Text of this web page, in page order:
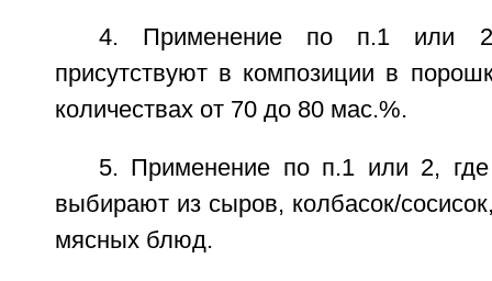
4. Применение по п.1 или
присутствуют в композиции в
количествах от 70 до 80 мас.%.
5. Применение по п.1 или 2,
выбирают из сыров, колбасок/
мясных блюд.